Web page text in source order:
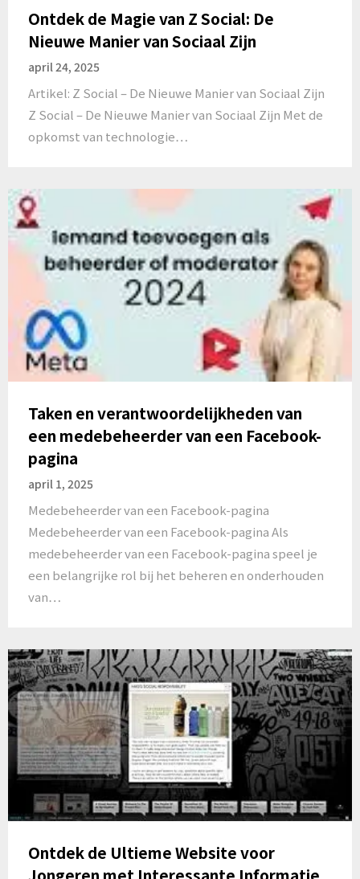
Ontdek de Magie van Z Social: De
Nieuwe Manier van Sociaal Zijn
april 24, 2025
Artikel: Z Social – De Nieuwe Manier van Sociaal Zijn
Z Social – De Nieuwe Manier van Sociaal Zijn Met de
opkomst van technologie…
Taken en verantwoordelijkheden van
een medebeheerder van een Facebook-
pagina
april 1, 2025
Medebeheerder van een Facebook-pagina
Medebeheerder van een Facebook-pagina Als
medebeheerder van een Facebook-pagina speel je
een belangrijke rol bij het beheren en onderhouden
van…
Ontdek de Ultieme Website voor